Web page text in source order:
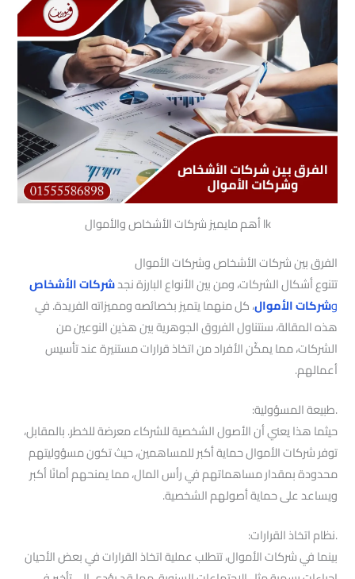
lk أهم مايميز شركات الأشخاص والأموال
الفرق بين شركات الأشخاص وشركات الأموال
تتنوع أشكال الشركات، ومن بين الأنواع البارزة نجدشركات الأشخاص
وشركات الأموال، كل منهما يتميز بخصائصه ومميزاته الفريدة. في
هذه المقالة، سنتناول الفروق الجوهرية بين هذين النوعين من
الشركات، مما يمكّن الأفراد من اتخاذ قرارات مستنيرة عند تأسيس
أعمالهم.
.طبيعة المسؤولية:
حيثما هذا يعني أن الأصول الشخصية للشركاء معرضة للخطر. بالمقابل،
توفر شركات الأموال حماية أكبر للمساهمين، حيث تكون مسؤوليتهم
محدودة بمقدار مساهماتهم في رأس المال، مما يمنحهم أمانًا أكبر
ويساعد على حماية أصولهم الشخصية.
.نظام اتخاذ القرارات:
بينما في شركات الأموال، تتطلب عملية اتخاذ القرارات في بعض الأحيان